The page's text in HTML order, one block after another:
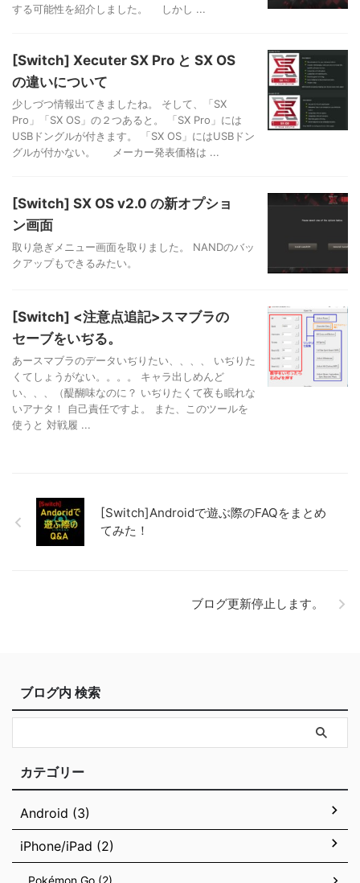
する可能性を紹介しました。 しかし ...
[Switch] Xecuter SX Pro と SX OS
の違いについて
少しづつ情報出てきましたね。 そして、「SX
Pro」「SX OS」の２つあると。 「SX Pro」には
USBドングルが付きます。 「SX OS」にはUSBドン
グルが付かない。 メーカー発表価格は ...
[Switch] SX OS v2.0 の新オプショ
ン画面
取り急ぎメニュー画面を取りました。 NANDのバッ
クアップもできるみたい。
[Switch] <注意点追記>スマブラの
セーブをいぢる。
あースマブラのデータいぢりたい、、、、 いぢりた
くてしょうがない。。。。 キャラ出しめんど
い、、、（醍醐味なのに？ いぢりたくて夜も眠れな
いアナタ！ 自己責任ですよ。 また、このツールを
使うと 対戦履 ...
[Switch]Androidで遊ぶ際のFAQをまとめ
てみた！
ブログ更新停止します。
ブログ内 検索
カテゴリー
Android (3)
iPhone/iPad (2)
Pokémon Go (2)